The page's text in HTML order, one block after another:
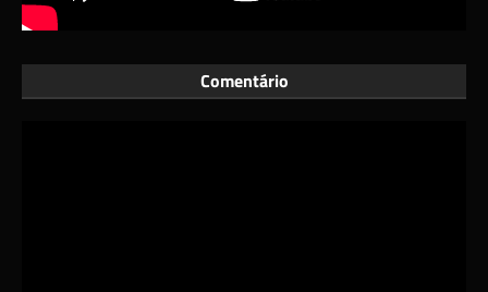
Comentário